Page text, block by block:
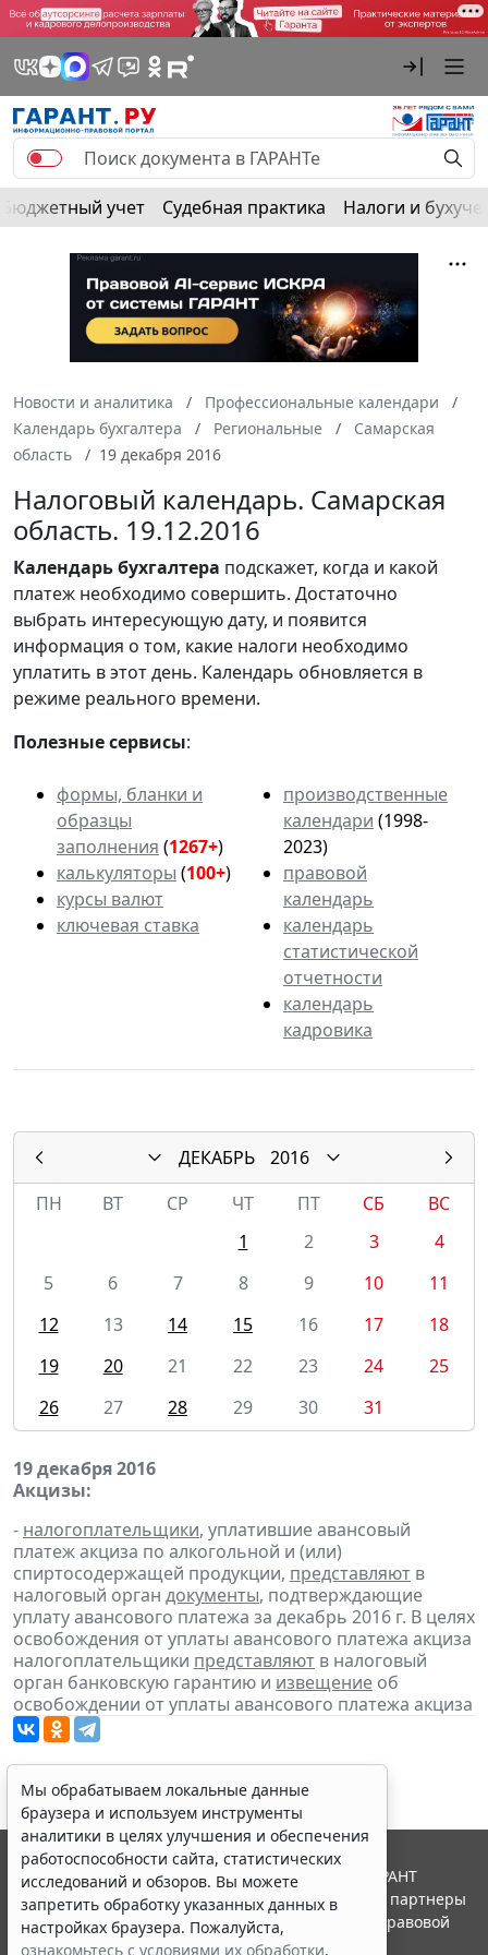
Бюджетный учет Судебная практика Налоги и
Новости и аналитика
Профессиональные календари
Календарь бухгалтера
Региональные
Самарская
область
19 декабря 2016
Налоговый календарь. Самарская
область. 19.12.2016
Календарьбухгалтера подскажет, когда и какой
платеж необходимо совершить. Достаточно
выбрать интересующую дату, и появится
информация о том, какие налоги необходимо
уплатить в этот день. Календарь обновляется в
режиме реального времени.
Полезные сервисы:
формы, бланки и
образцы
заполнения (1267+)
калькуляторы (100+)
курсы валют
ключевая ставка
производственные
календари (1998-
2023)
правовой
календарь
календарь
статистической
отчетности
календарь
кадровика
ДЕКАБРЬ
2016
ПН
ВТ СР ЧТ ПТ СБ
ВС
1
2 3
4
5
6 7 8 9 10
11
12
13 14 15 16 17
18
19
20 21 22 23 24
25
26
27 28 29 30 31
19 декабря 2016
Акцизы:
- налогоплательщики, уплатившие авансовый
платеж акциза по алкогольной и (или)
спиртосодержащей продукции, представляют в
налоговый орган документы, подтверждающие
уплату авансового платежа за декабрь 2016 г. В целях
освобождения от уплаты авансового платежа акциза
налогоплательщики представляют в налоговый
орган банковскую гарантию и извещение об
освобождении от уплаты авансового платежа акциза
Мы обрабатываем локальные данные
браузера и используем инструменты
аналитики в целях улучшения и обеспечения
работоспособности сайта, статистических
исследований и обзоров. Вы можете
запретить обработку указанных данных в
настройках браузера. Пожалуйста,
ознакомьтесь с условиями их обработки.
© ООО "НПП "ГАРАНТ-СЕРВИС", 2026. Система ГАРАНТ
выпускается с 1990 года. Компания "Гарант" и ее партнеры
являются участниками Российской ассоциации правовой
информации ГАРАНТ.